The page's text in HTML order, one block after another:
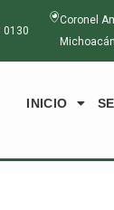
0130
Coronel
INICIO